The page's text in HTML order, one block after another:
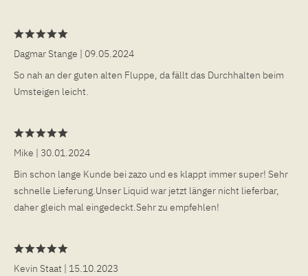
Dagmar Stange
| 09.05.2024
So nah an der guten alten Fluppe, da fällt das Durchhalten beim
Umsteigen leicht.
Mike | 30.01.2024
Bin schon lange Kunde bei zazo und es klappt immer super! Sehr
schnelle Lieferung.Unser Liquid war jetzt länger nicht lieferbar,
daher gleich mal eingedeckt.Sehr zu empfehlen!
Kevin Staat
| 15.10.2023